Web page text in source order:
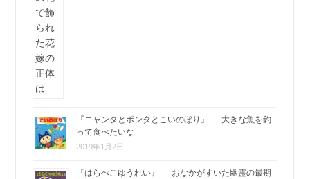
『ニャンタとポンタとこいのぼり』──大きな魚を釣
って食べたいな
2019年1月2日
『はらぺこゆうれい』──おなかがすいた幽霊の最期